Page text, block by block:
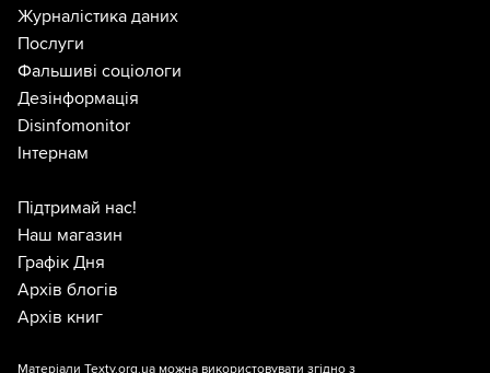
Журналістика даних
Послуги
Фальшиві соціологи
Дезінформація
Disinfomonitor
Інтернам
Підтримай нас!
Наш магазин
Графік Дня
Архів блогів
Архів книг
Матеріали Texty.org.ua можна використовувати згідно з